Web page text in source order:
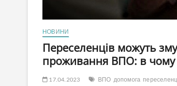
НОВИНИ
Переселенців можуть
проживання ВПО: в
17.04.2023 ВПО допомога